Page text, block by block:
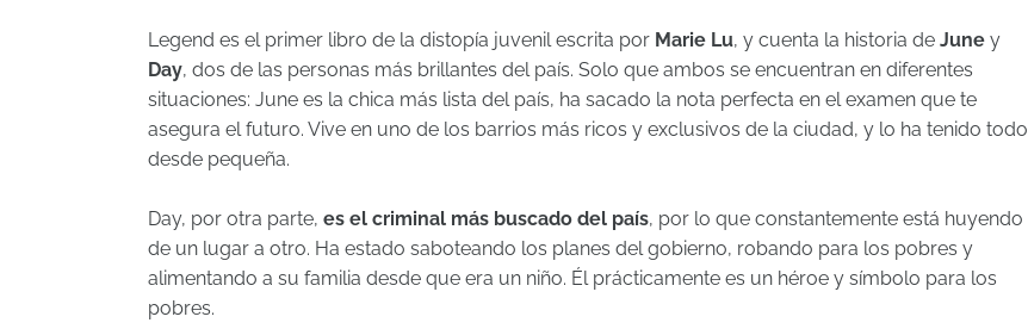
Legend es el primer libro de la distopía juvenil escrita por Marie Lu, y cuenta la historia de June y
Day, dos de las personas más brillantes del país. Solo que ambos se encuentran en diferentes
situaciones: June es la chica más lista del país, ha sacado la nota perfecta en el examen que te
asegura el futuro. Vive en uno de los barrios más ricos y exclusivos de la ciudad, y lo ha tenido todo
desde pequeña.
Day, por otra parte, es el criminal más buscado del país, por lo que constantemente está huyendo
de un lugar a otro. Ha estado saboteando los planes del gobierno, robando para los pobres y
alimentando a su familia desde que era un niño. Él prácticamente es un héroe y símbolo para los
pobres.